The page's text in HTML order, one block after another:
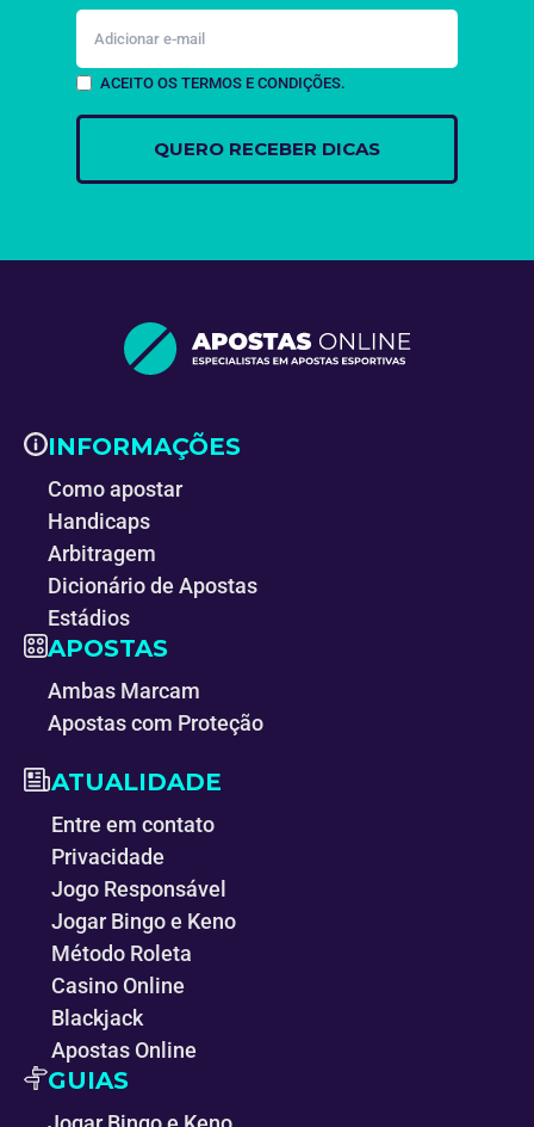
ACEITO OS TERMOS E CONDIÇÕES.
INFORMAÇÕES
Como apostar
Handicaps
Arbitragem
Dicionário de Apostas
Estádios
APOSTAS
Ambas Marcam
Apostas com Proteção
ATUALIDADE
Entre em contato
Privacidade
Jogo Responsável
Jogar Bingo e Keno
Método Roleta
Casino Online
Blackjack
Apostas Online
GUIAS